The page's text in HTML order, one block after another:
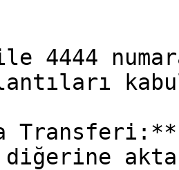
ile 4444
diğerine